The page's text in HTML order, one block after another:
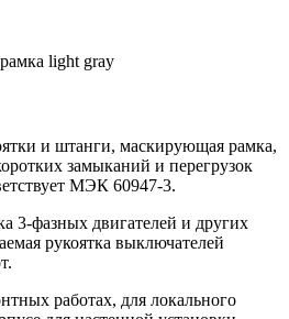
light gray
и штанги, маскирующая рамка,
замыканий и перегрузок
МЭК 60947-3.
3-фазных двигателей и других
рукоятка выключателей
работах, для локального